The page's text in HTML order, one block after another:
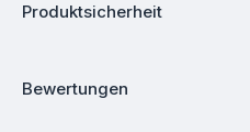
Produktsicherheit
Bewertungen